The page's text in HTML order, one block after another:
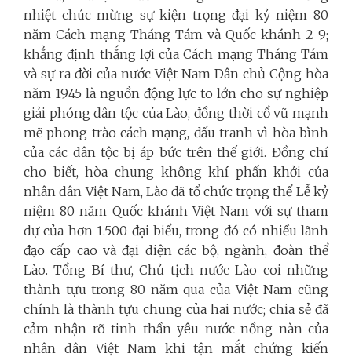
nhiệt chúc mừng sự kiện trọng đại kỷ niệm 80
năm Cách mạng Tháng Tám và Quốc khánh 2-9;
khẳng định thắng lợi của Cách mạng Tháng Tám
và sự ra đời của nước Việt Nam Dân chủ Cộng hòa
năm 1945 là nguồn động lực to lớn cho sự nghiệp
giải phóng dân tộc của Lào, đồng thời cổ vũ mạnh
mẽ phong trào cách mạng, đấu tranh vì hòa bình
của các dân tộc bị áp bức trên thế giới. Đồng chí
cho biết, hòa chung không khí phấn khởi của
nhân dân Việt Nam, Lào đã tổ chức trọng thể Lễ kỷ
niệm 80 năm Quốc khánh Việt Nam với sự tham
dự của hơn 1.500 đại biểu, trong đó có nhiều lãnh
đạo cấp cao và đại diện các bộ, ngành, đoàn thể
Lào. Tổng Bí thư, Chủ tịch nước Lào coi những
thành tựu trong 80 năm qua của Việt Nam cũng
chính là thành tựu chung của hai nước; chia sẻ đã
cảm nhận rõ tinh thần yêu nước nồng nàn của
nhân dân Việt Nam khi tận mắt chứng kiến